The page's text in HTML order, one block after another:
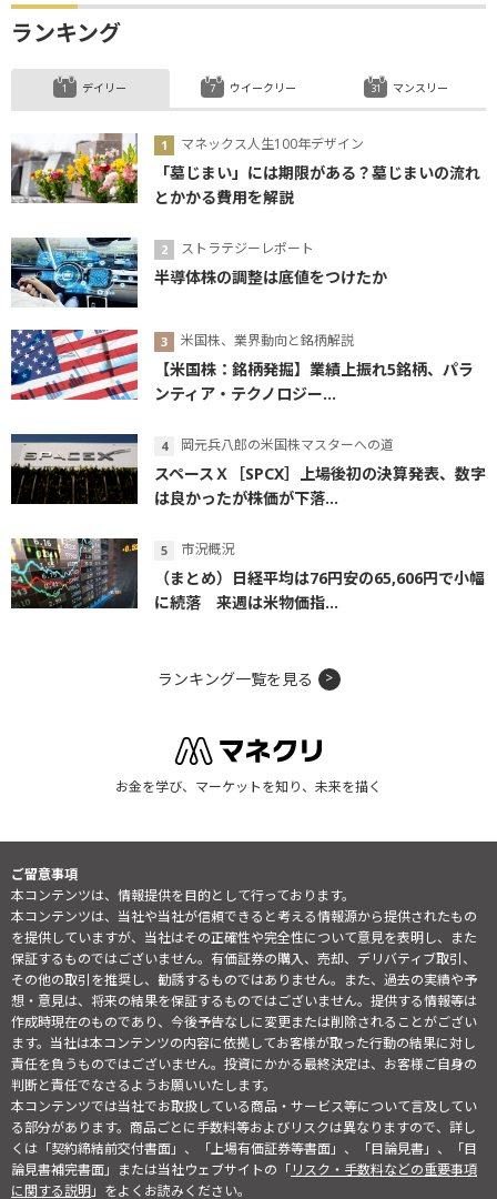
ランキング
デイリー
マネックス人生100年デザイン
「墓じまい」には期限がある？墓じまいの流れ
とかかる費用を解説
ストラテジーレポート
半導体株の調整は底値をつけたか
米国株、業界動向と銘柄解説
【米国株：銘柄発掘】業績上振れ5銘柄、パラ
ンティア・テクノロジー...
岡元兵八郎の米国株マスターへの道
スペースＸ［SPCX］上場後初の決算発表、数字
は良かったが株価が下落...
市況概況
（まとめ）日経平均は76円安の65,606円で小幅
に続落 来週は米物価指...
ウイークリー マンスリー
ランキング一覧を見る
お金を学び、マーケットを知り、未来を描く
ご留意事項
本コンテンツは、情報提供を目的として行っております。
本コンテンツは、当社や当社が信頼できると考える情報源から提供されたもの
を提供していますが、当社はその正確性や完全性について意見を表明し、また
保証するものではございません。有価証券の購入、売却、デリバティブ取引、
その他の取引を推奨し、勧誘するものではありません。また、過去の実績や予
想・意見は、将来の結果を保証するものではございません。提供する情報等は
作成時現在のものであり、今後予告なしに変更または削除されることがござい
ます。当社は本コンテンツの内容に依拠してお客様が取った行動の結果に対し
責任を負うものではございません。投資にかかる最終決定は、お客様ご自身の
判断と責任でなさるようお願いいたします。
本コンテンツでは当社でお取扱している商品・サービス等について言及してい
る部分があります。商品ごとに手数料等およびリスクは異なりますので、詳し
くは「契約締結前交付書面」、「上場有価証券等書面」、「目論見書」、「目
論見書補完書面」または当社ウェブサイトの「リスク・手数料などの重要事項
に関する説明」をよくお読みください。